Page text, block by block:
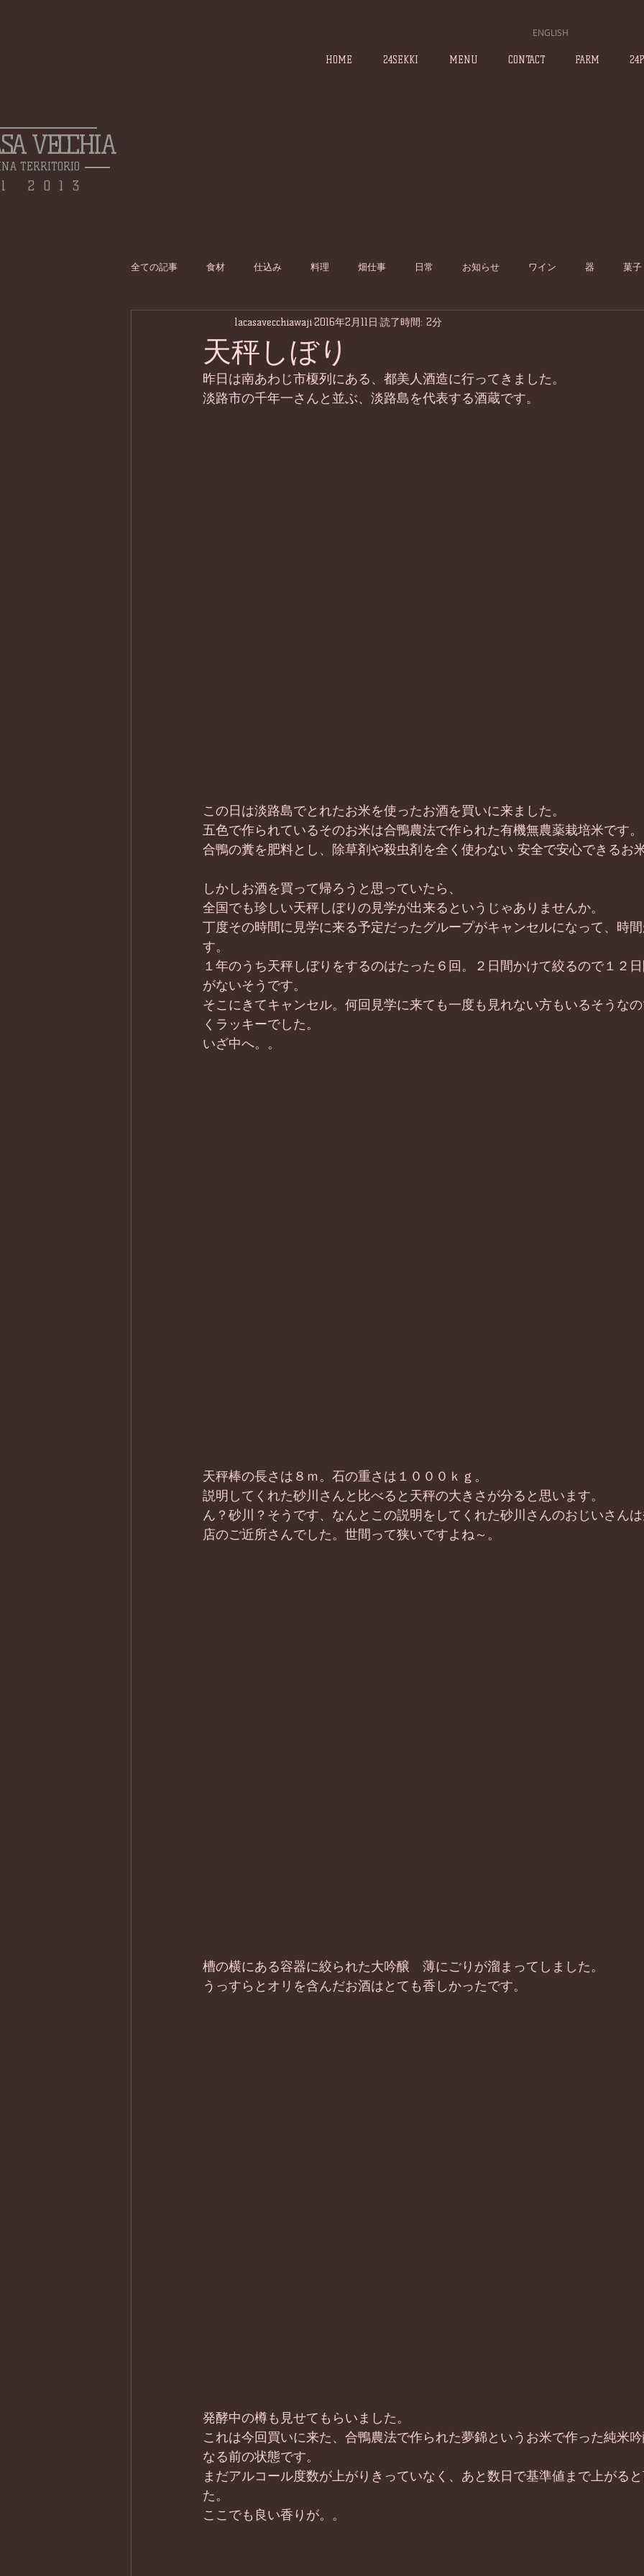
HOME 24SEKKI MENU CONTACT FARM
全ての記事 食材 仕込み 料理 畑仕事 日常 お知らせ ワイン 器 菓子
天秤しぼり
lacasavecchiawaji2016年2月11日 読了時間: 2分
昨日は南あわじ市榎列にある、都美人酒造に行ってきました。
淡路市の千年一さんと並ぶ、淡路島を代表する酒蔵です。
この日は淡路島でとれたお米を使ったお酒を買いに来ました。
五色で作られているそのお米は合鴨農法で作られた有機無農薬栽培米です。
合鴨の糞を肥料とし、除草剤や殺虫剤を全く使わない 安全で安心できるお
しかしお酒を買って帰ろうと思っていたら、
全国でも珍しい天秤しぼりの見学が出来るというじゃありませんか。
丁度その時間に見学に来る予定だったグループがキャンセルになって、時
す。
１年のうち天秤しぼりをするのはたった６回。２日間かけて絞るので１２
がないそうです。
そこにきてキャンセル。何回見学に来ても一度も見れない方もいるそうな
くラッキーでした。
いざ中へ。。
天秤棒の長さは８ｍ。石の重さは１０００ｋｇ。
説明してくれた砂川さんと比べると天秤の大きさが分ると思います。
ん？砂川？そうです、なんとこの説明をしてくれた砂川さんのおじいさん
店のご近所さんでした。世間って狭いですよね～。
槽の横にある容器に絞られた大吟醸　薄にごりが溜まってしました。
うっすらとオリを含んだお酒はとても香しかったです。
発酵中の樽も見せてもらいました。
これは今回買いに来た、合鴨農法で作られた夢錦というお米で作った純米
なる前の状態です。
まだアルコール度数が上がりきっていなく、あと数日で基準値まで上がる
た。
ここでも良い香りが。。
VECCHIA
TERRITORIO
2013
ENGLISH